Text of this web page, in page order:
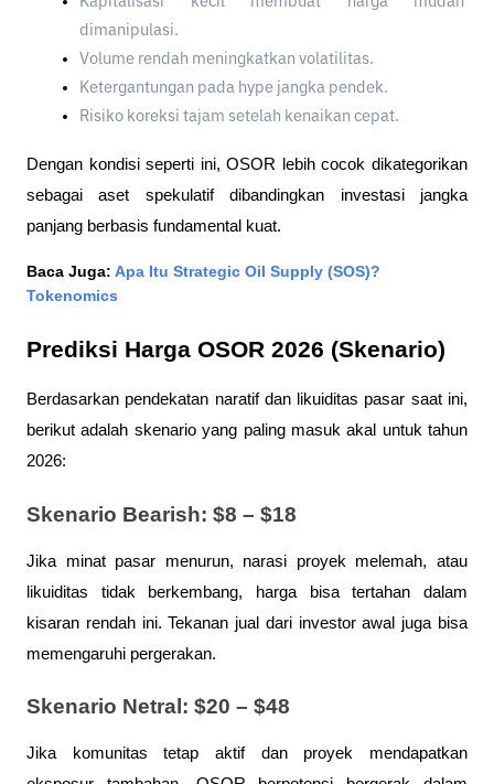
dimanipulasi.
Volume rendah meningkatkan volatilitas.
Ketergantungan pada hype jangka pendek.
Risiko koreksi tajam setelah kenaikan cepat.
Dengan kondisi seperti ini, OSOR lebih cocok dikategorikan
sebagai aset spekulatif dibandingkan investasi jangka
panjang berbasis fundamental kuat.
Baca Juga: Apa Itu Strategic Oil Supply (SOS)?
Tokenomics
Prediksi Harga OSOR 2026 (Skenario)
Berdasarkan pendekatan naratif dan likuiditas pasar saat ini,
berikut adalah skenario yang paling masuk akal untuk tahun
2026:
Skenario Bearish: $8 – $18
Jika minat pasar menurun, narasi proyek melemah, atau
likuiditas tidak berkembang, harga bisa tertahan dalam
kisaran rendah ini. Tekanan jual dari investor awal juga bisa
memengaruhi pergerakan.
Skenario Netral: $20 – $48
Jika komunitas tetap aktif dan proyek mendapatkan